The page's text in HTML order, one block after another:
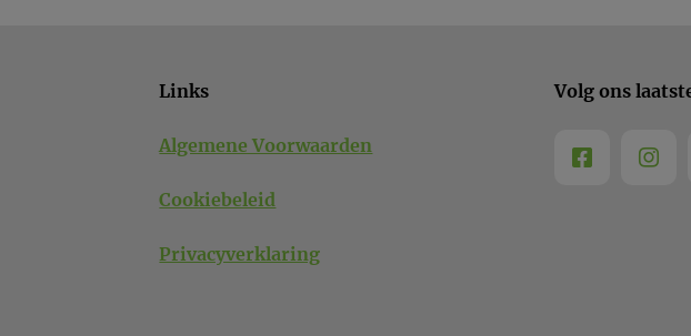
Links
Algemene Voorwaarden
Cookiebeleid
Privacyverklaring
Volg ons